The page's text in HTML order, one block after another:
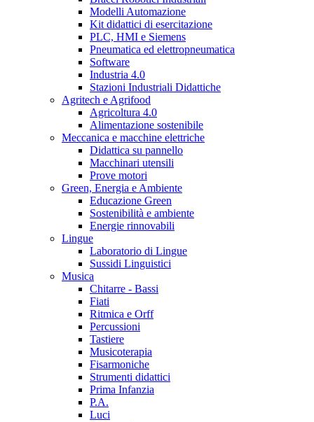
Modelli Automazione
Kit didattici di esercitazione
PLC, HMI e Siemens
Pneumatica ed elettropneumatica
Software
Industria 4.0
Stazioni Industriali Didattiche
Agritech e Agrifood
Agricoltura 4.0
Alimentazione sostenibile
Meccanica e macchine elettriche
Didattica su pannello
Macchinari utensili
Prove motori
Green, Energia e Ambiente
Educazione Green
Sostenibilità e ambiente
Energie rinnovabili
Lingue
Laboratorio di Lingue
Sussidi Linguistici
Musica
Chitarre - Bassi
Fiati
Ritmica e Orff
Percussioni
Tastiere
Musicoterapia
Fisarmoniche
Strumenti didattici
Prima Infanzia
P.A.
Luci